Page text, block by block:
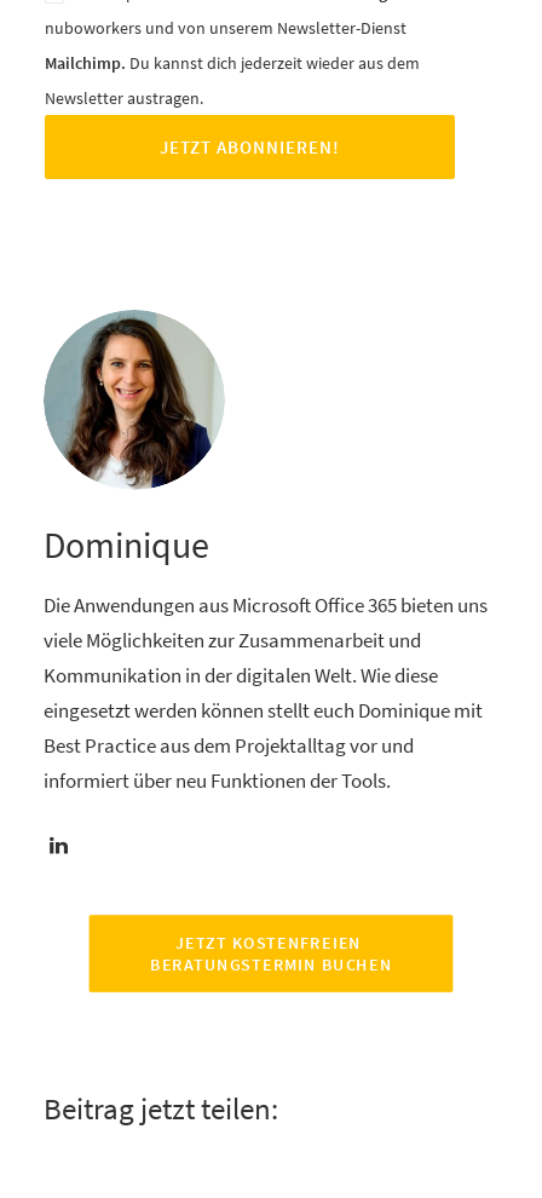
nuboworkers und von unserem Newsletter-Dienst
Mailchimp. Du kannst dich jederzeit wieder aus dem
Newsletter austragen.
Dominique
Die Anwendungen aus Microsoft Office 365 bieten uns
viele Möglichkeiten zur Zusammenarbeit und
Kommunikation in der digitalen Welt. Wie diese
eingesetzt werden können stellt euch Dominique mit
Best Practice aus dem Projektalltag vor und
informiert über neu Funktionen der Tools.
JETZT KOSTENFREIEN
BERATUNGSTERMIN BUCHEN
Beitrag jetzt teilen: